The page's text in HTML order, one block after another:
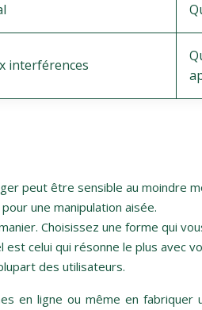
interférences
peut être sensible au moindre
une manipulation aisée.
Choisissez une forme qui
celui qui résonne le plus avec
des utilisateurs.
en ligne ou même en fabriquer